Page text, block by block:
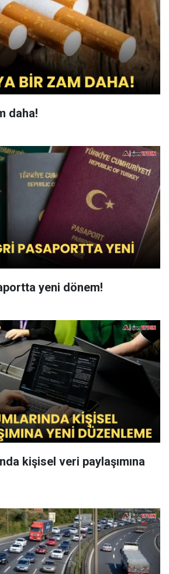
daha!
yeni dönem!
kişisel veri paylaşımına